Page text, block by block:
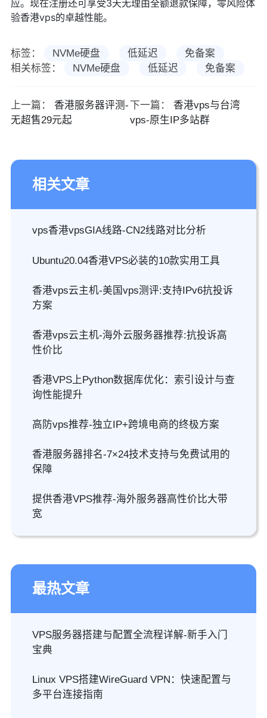
应。现在注册还可享受3天无理由全额退款保障，零风险体
验香港vps的卓越性能。
标签： NVMe硬盘 低延迟
免备案
相关标签：
NVMe硬盘 低延迟 免备案
上一篇：
香港服务器评测-
无超售29元起
下一篇：
香港vps与台湾
vps-原生IP多站群
相关文章
vps香港vpsGIA线路-CN2线路对比分析
Ubuntu20.04香港VPS必装的10款实用工具
香港vps云主机-美国vps测评:支持IPv6抗投诉
方案
香港vps云主机-海外云服务器推荐:抗投诉高
性价比
香港VPS上Python数据库优化：索引设计与查
询性能提升
高防vps推荐-独立IP+跨境电商的终极方案
香港服务器排名-7×24技术支持与免费试用的
保障
提供香港VPS推荐-海外服务器高性价比大带
宽
最热文章
VPS服务器搭建与配置全流程详解-新手入门
宝典
Linux VPS搭建WireGuard VPN：快速配置与
多平台连接指南